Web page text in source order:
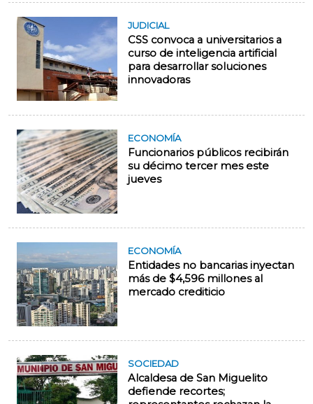
JUDICIAL
CSS convoca a universitarios a
curso de inteligencia artificial
para desarrollar soluciones
innovadoras
ECONOMÍA
Funcionarios públicos recibirán
su décimo tercer mes este
jueves
ECONOMÍA
Entidades no bancarias inyectan
más de $4,596 millones al
mercado crediticio
SOCIEDAD
Alcaldesa de San Miguelito
defiende recortes;